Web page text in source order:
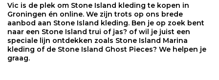
Vic is de plek om Stone Island kleding te kopen in
Groningen én online. We zijn trots op ons brede
aanbod aan Stone Island kleding. Ben je op zoek bent
naar een Stone Island trui of jas? of wil je juist een
speciale lijn ontdekken zoals Stone Island Marina
kleding of de Stone Island Ghost Pieces? We helpen je
graag.